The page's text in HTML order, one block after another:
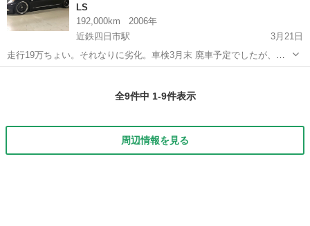
LS
192,000km
2006年
近鉄四日市駅
3月21日
走行19万ちょい。それなりに劣化。車検3月末 廃車予定でしたが、大
切に乗ってくれる方が居れば売ろうかと。 サスコン、スロコン付きで
全9件中 1-9件表示
周辺情報を見る